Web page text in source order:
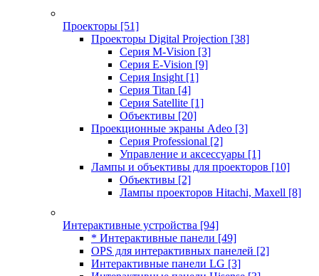
Проекторы [51]
Проекторы Digital Projection [38]
Серия M-Vision [3]
Серия E-Vision [9]
Серия Insight [1]
Серия Titan [4]
Серия Satellite [1]
Объективы [20]
Проекционные экраны Adeo [3]
Серия Professional [2]
Управление и аксессуары [1]
Лампы и объективы для проекторов [10]
Объективы [2]
Лампы проекторов Hitachi, Maxell [8]
Интерактивные устройства [94]
* Интерактивные панели [49]
OPS для интерактивных панелей [2]
Интерактивные панели LG [3]